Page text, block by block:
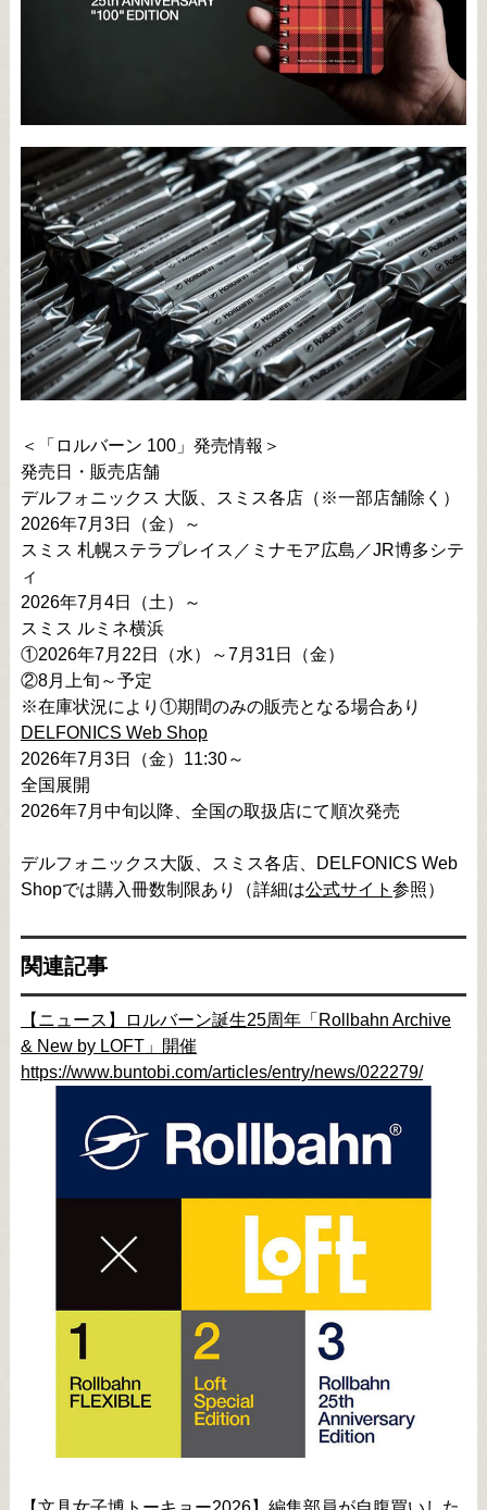
＜「ロルバーン 100」発売情報＞
発売日・販売店舗
デルフォニックス 大阪、スミス各店（※一部店舗除く）
2026年7月3日（金）～
スミス 札幌ステラプレイス／ミナモア広島／JR博多シテ
ィ
2026年7月4日（土）～
スミス ルミネ横浜
①2026年7月22日（水）～7月31日（金）
②8月上旬～予定
※在庫状況により①期間のみの販売となる場合あり
DELFONICS Web Shop
2026年7月3日（金）11:30～
全国展開
2026年7月中旬以降、全国の取扱店にて順次発売
デルフォニックス大阪、スミス各店、DELFONICS Web
Shopでは購入冊数制限あり（詳細は公式サイト 参照）
関連記事
【ニュース】ロルバーン誕生25周年「Rollbahn Archive
& New by LOFT」開催
https://www.buntobi.com/articles/entry/news/022279/